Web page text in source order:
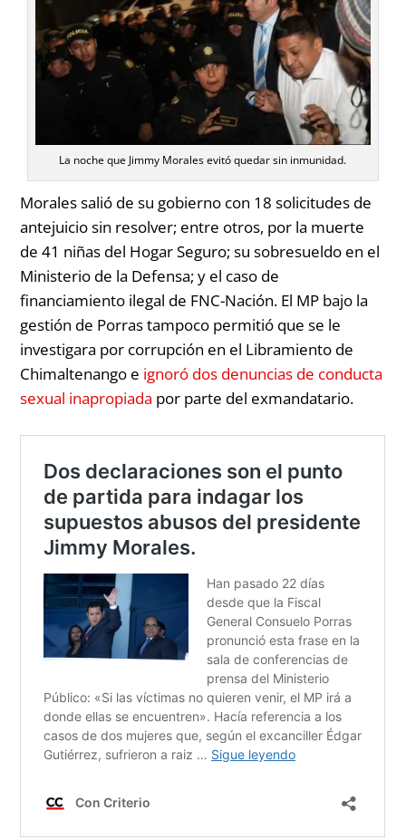
La noche que Jimmy Morales evitó quedar sin inmunidad.
Morales salió de su gobierno con 18 solicitudes de
antejuicio sin resolver; entre otros, por la muerte
de 41 niñas del Hogar Seguro; su sobresueldo en el
Ministerio de la Defensa; y el caso de
financiamiento ilegal de FNC-Nación. El MP bajo la
gestión de Porras tampoco permitió que se le
investigara por corrupción en el Libramiento de
Chimaltenango e ignoró dos denuncias de conducta
sexual inapropiada por parte del exmandatario.